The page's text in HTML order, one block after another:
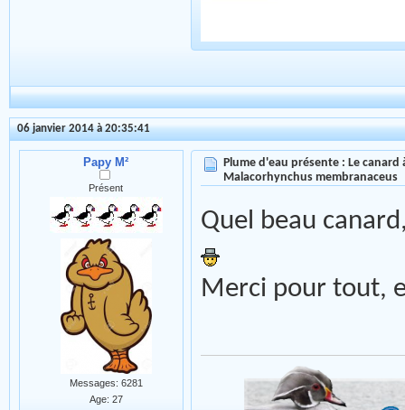
06 janvier 2014 à 20:35:41
Papy M²
Présent
Messages: 6281
Age: 27
Plume d'eau présente : Le canard
Malacorhynchus membranaceus
Quel beau
Merci pour tout,